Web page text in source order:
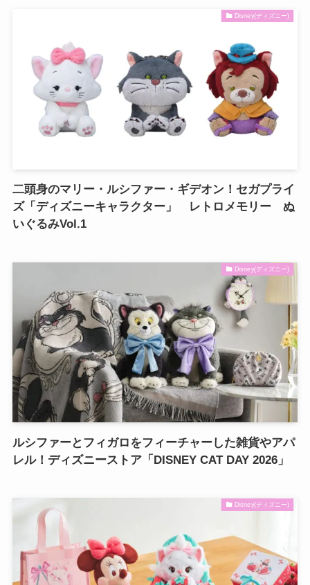
Disney(ディズニー)
二頭身のマリー・ルシファー・ギデオン！セガプライ
ズ「ディズニーキャラクター」 レトロメモリー ぬ
いぐるみVol.1
Disney(ディズニー)
ルシファーとフィガロをフィーチャーした雑貨やアパ
レル！ディズニーストア「DISNEY CAT DAY 2026」
Disney(ディズニー)